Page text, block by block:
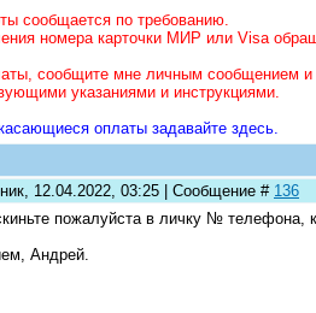
сообщается по требованию.
номера карточки МИР или Visa
сообщите мне личным сообщением и
указаниями и инструкциями.
оплаты задавайте здесь.
12.04.2022, 03:25 | Сообщение # 136
пожалуйста в личку № телефона,
Андрей.